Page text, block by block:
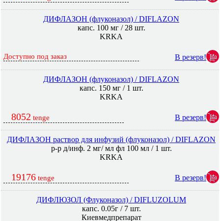
ДИФЛАЗОН (флуконазол) / DIFLAZON
капс. 100 мг / 28 шт.
KRKA
Доступно под заказ В резерв!
ДИФЛАЗОН (флуконазол) / DIFLAZON
капс. 150 мг / 1 шт.
KRKA
8052 tenge В резерв!
ДИФЛАЗОН раствор для инфузий (флуконазол) / DIFLAZON
р-р д/инф. 2 мг/ мл фл 100 мл / 1 шт.
KRKA
19176 tenge В резерв!
ДИФЛЮЗОЛ (Флуконазол) / DIFLUZOLUM
капс. 0.05г / 7 шт.
Киевмедпрепарат